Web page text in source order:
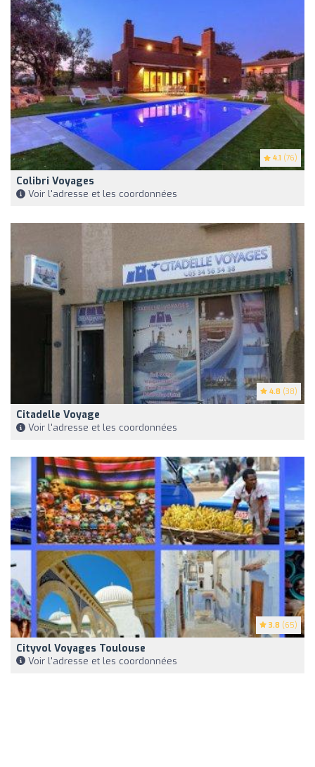
4.1 (76)
Colibri Voyages
Voir l'adresse et les coordonnées
4.8 (38)
Citadelle Voyage
Voir l'adresse et les coordonnées
3.8 (65)
Cityvol Voyages Toulouse
Voir l'adresse et les coordonnées